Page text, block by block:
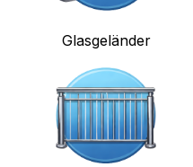
Glasgeländer